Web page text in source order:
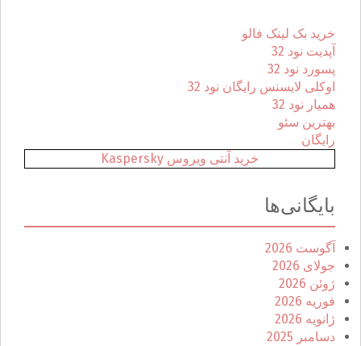
خرید بک لینک فالو
آپدیت نود 32
پسورد نود 32
اوکلی لایسنس رایگان نود 32
همیار نود 32
بهترین سئو
رایگان
خرید آنتی ویروس Kaspersky
بایگانی‌ها
آگوست 2026
جولای 2026
ژوئن 2026
فوریه 2026
ژانویه 2026
دسامبر 2025